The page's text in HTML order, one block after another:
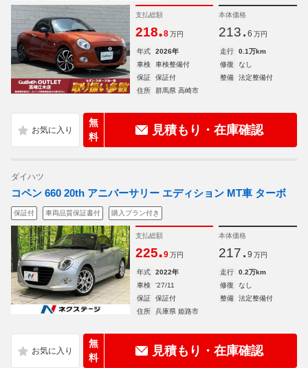
支払総額
218.8 万円
本体価格
213. 6 万円
年式 2026年 走行
0.1万km
車検
車検整備付 修復
なし
保証
保証付 整備
法定整備付
住所
群馬県 高崎市
無
料
見積もり・在庫確認
ダイハツ
コペン 660 20th アニバーサリー エディション MT車 ターボ
保証付 車両品質保証書付 購入プラン付き
支払総額
225.9 万円
本体価格
217. 9 万円
年式 2022年 走行
0.2万km
車検
'27/11 修復
なし
保証
保証付 整備
法定整備付
住所
兵庫県 姫路市
無
料
見積もり・在庫確認